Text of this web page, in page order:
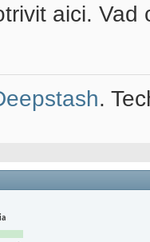
aici.
.